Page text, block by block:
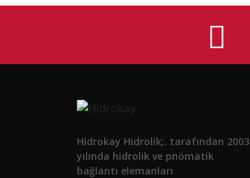
Hidrokay Hidrolik;. tarafından 2003
yılında hidrolik ve pnömatik
bağlantı elemanları